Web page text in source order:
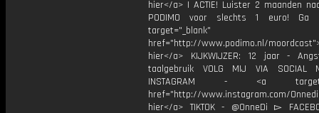
hier</a> | ACTIE! Luister 2 maanden
PODIMO voor slechts 1 euro! Ga
target="_blank"
href="http://www.podimo.nl/
hier</a> KIJKWIJZER: 12 jaar -
taalgebruik VOLG MIJ VIA SOCIAL
INSTAGRAM - <a
href="http://www.instagram.com/
hier</a> TIKTOK - @OnneDi ▻